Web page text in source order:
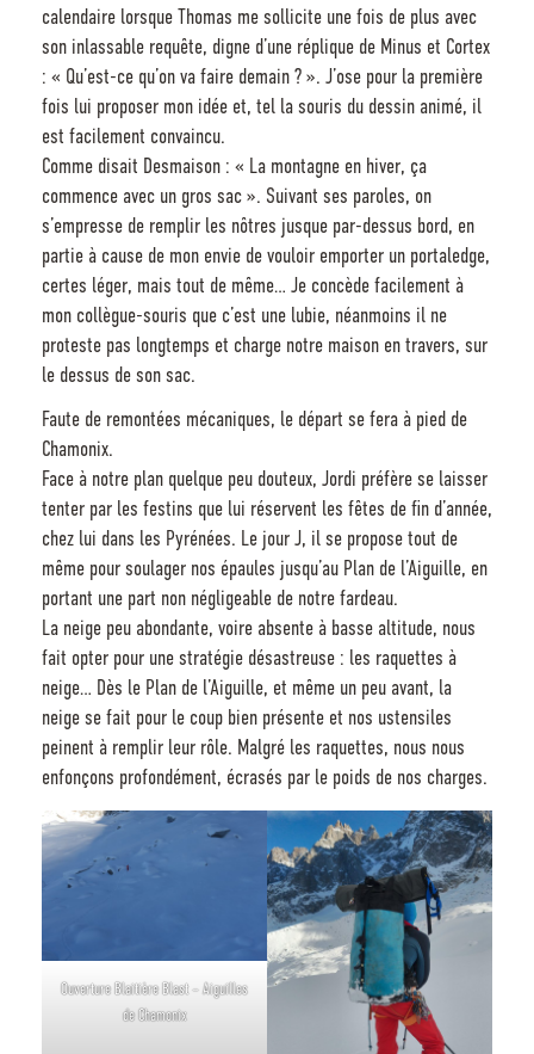
calendaire lorsque Thomas me sollicite une fois de plus avec
son inlassable requête, digne d’une réplique de Minus et Cortex
: « Qu’est-ce qu’on va faire demain ? ». J’ose pour la première
fois lui proposer mon idée et, tel la souris du dessin animé, il
est facilement convaincu.
Comme disait Desmaison : « La montagne en hiver, ça
commence avec un gros sac ». Suivant ses paroles, on
s’empresse de remplir les nôtres jusque par-dessus bord, en
partie à cause de mon envie de vouloir emporter un portaledge,
certes léger, mais tout de même… Je concède facilement à
mon collègue-souris que c’est une lubie, néanmoins il ne
proteste pas longtemps et charge notre maison en travers, sur
le dessus de son sac.
Faute de remontées mécaniques, le départ se fera à pied de
Chamonix.
Face à notre plan quelque peu douteux, Jordi préfère se laisser
tenter par les festins que lui réservent les fêtes de fin d’année,
chez lui dans les Pyrénées. Le jour J, il se propose tout de
même pour soulager nos épaules jusqu’au Plan de l’Aiguille, en
portant une part non négligeable de notre fardeau.
La neige peu abondante, voire absente à basse altitude, nous
fait opter pour une stratégie désastreuse : les raquettes à
neige… Dès le Plan de l’Aiguille, et même un peu avant, la
neige se fait pour le coup bien présente et nos ustensiles
peinent à remplir leur rôle. Malgré les raquettes, nous nous
enfonçons profondément, écrasés par le poids de nos charges.
Ouverture Blaitière Blast – Aiguilles
de Chamonix